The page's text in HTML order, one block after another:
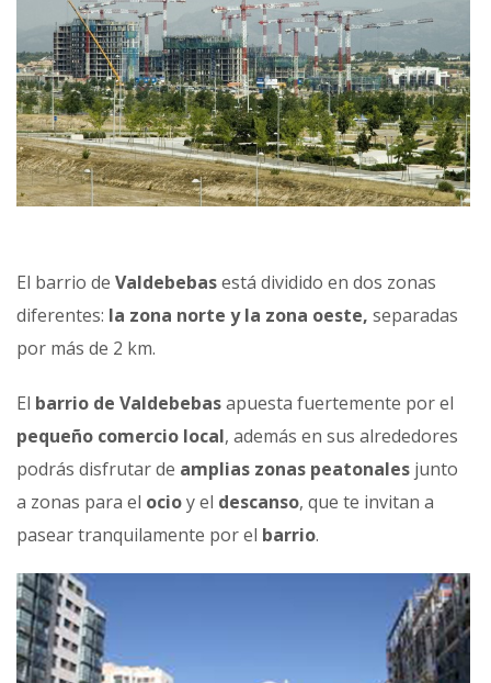
El barrio de Valdebebasestá dividido en dos zonas
diferentes: la zona norte y la zona oeste, separadas
por más de 2 km.
El barrio de Valdebebasapuesta fuertemente por el
pequeño comercio local, además en sus alrededores
podrás disfrutar de amplias zonas peatonales junto
a zonas para el ocioy el descanso, que te invitan a
pasear tranquilamente por el barrio.